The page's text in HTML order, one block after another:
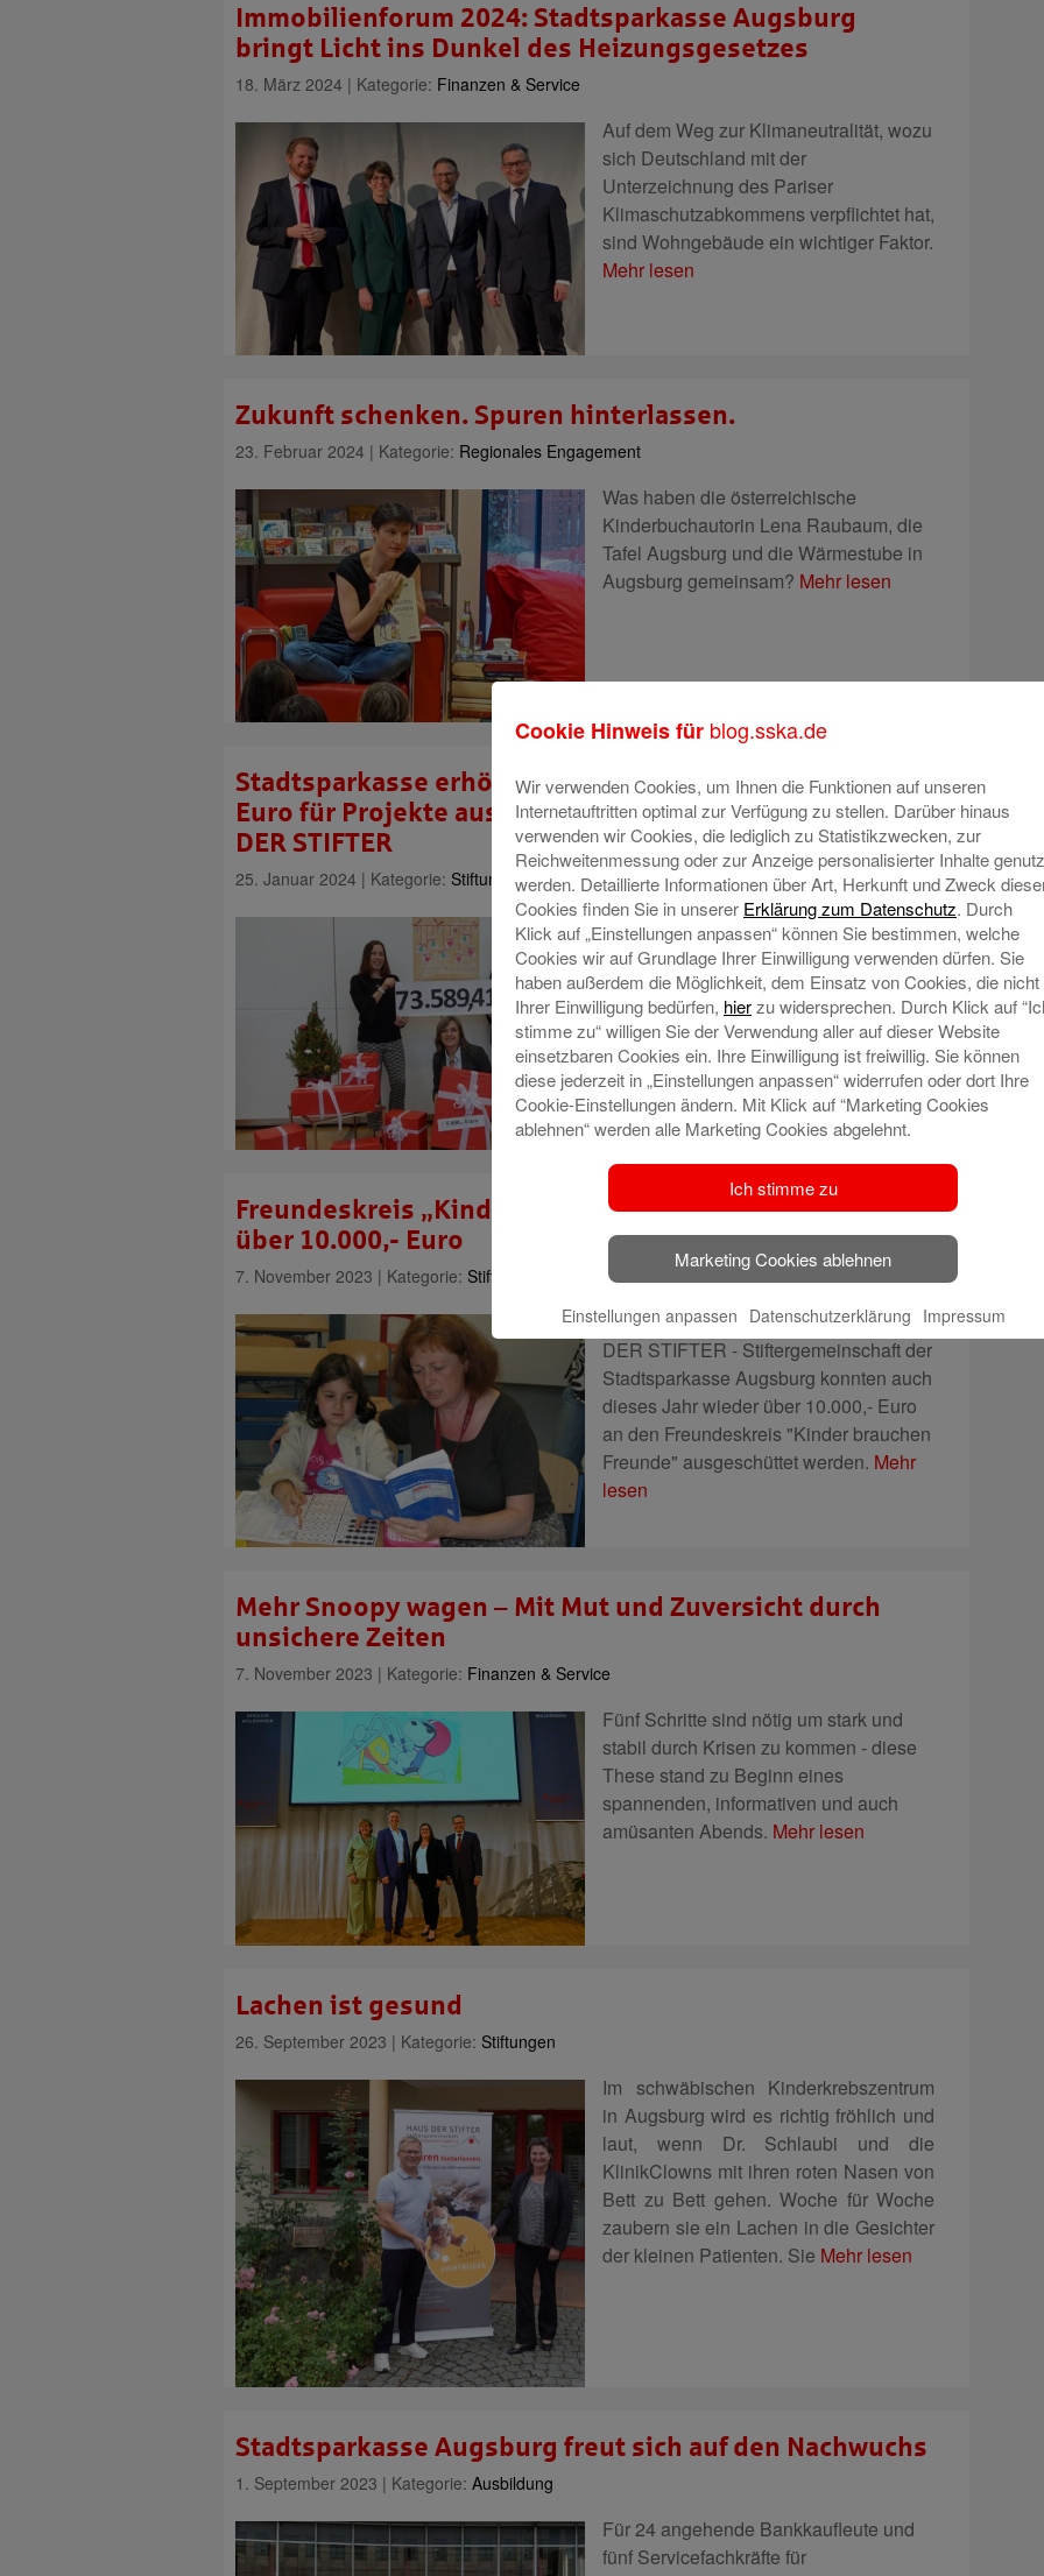
Immobilienforum 2024: Stadtsparkasse Augsburg
bringt Licht ins Dunkel des Heizungsgesetzes
18. März 2024 | Kategorie: Finanzen & Service
Auf dem Weg zur Klimaneutralität, wozu
sich Deutschland mit der
Unterzeichnung des Pariser
Klimaschutzabkommens verpflichtet hat,
sind Wohngebäude ein wichtiger Faktor.
Mehr lesen
Zukunft schenken. Spuren hinterlassen.
23. Februar 2024 | Kategorie: Regionales Engagement
Was haben die österreichische
Kinderbuchautorin Lena Raubaum, die
Tafel Augsburg und die Wärmestube in
Augsburg gemeinsam? Mehr lesen
Stadtsparkasse erhöht Spendenbudget – über 70.000
Euro für Projekte aus der Stiftergemeinschaft HAUS
DER STIFTER
25. Januar 2024 | Kategorie: Stiftungen
Bereits zum achten Mal organisierte die
Stadtsparkasse Augsburg einen
Spendenaufruf für Förderstiftungen in
der HAUS DER STIFTER
Stiftergemeinschaft.Mehr lesen
Freundeskreis „Kinder brauchen Freunde“ bekommt
über 10.000,- Euro
7. November 2023 | Kategorie: Stiftungen
Aus einer privaten Stiftung in der HAUS
DER STIFTER - Stiftergemeinschaft der
Stadtsparkasse Augsburg konnten auch
dieses Jahr wieder über 10.000,- Euro
an den Freundeskreis "Kinder brauchen
Freunde" ausgeschüttet werden. Mehr
lesen
Mehr Snoopy wagen – Mit Mut und Zuversicht durch
unsichere Zeiten
7. November 2023 | Kategorie: Finanzen & Service
Fünf Schritte sind nötig um stark und
stabil durch Krisen zu kommen - diese
These stand zu Beginn eines
spannenden, informativen und auch
amüsanten Abends. Mehr lesen
Lachen ist gesund
26. September 2023 | Kategorie: Stiftungen
Im schwäbischen Kinderkrebszentrum
in Augsburg wird es richtig fröhlich und
laut, wenn Dr. Schlaubi und die
KlinikClowns mit ihren roten Nasen von
Bett zu Bett gehen. Woche für Woche
zaubern sie ein Lachen in die Gesichter
der kleinen Patienten. Sie Mehr lesen
Stadtsparkasse Augsburg freut sich auf den Nachwuchs
1. September 2023 | Kategorie: Ausbildung
Für 24 angehende Bankkaufleute und
fünf Servicefachkräfte für
Cookie Hinweis für blog.sska.de
Wir verwenden Cookies, um Ihnen die Funktionen auf unseren
Internetauftritten optimal zur Verfügung zu stellen. Darüber hinaus
verwenden wir Cookies, die lediglich zu Statistikzwecken, zur
Reichweitenmessung oder zur Anzeige personalisierter Inhalte
werden. Detaillierte Informationen über Art, Herkunft und Zweck
Cookies finden Sie in unserer Erklärung zum Datenschutz. Durch
Klick auf „Einstellungen anpassen“ können Sie bestimmen, welche
Cookies wir auf Grundlage Ihrer Einwilligung verwenden dürfen. Sie
haben außerdem die Möglichkeit, dem Einsatz von Cookies, die nicht
Ihrer Einwilligung bedürfen, hierzu widersprechen. Durch Klick auf
stimme zu“ willigen Sie der Verwendung aller auf dieser Website
einsetzbaren Cookies ein. Ihre Einwilligung ist freiwillig. Sie können
diese jederzeit in „Einstellungen anpassen“ widerrufen oder dort Ihre
Cookie-Einstellungen ändern. Mit Klick auf “Marketing Cookies
ablehnen“ werden alle Marketing Cookies abgelehnt.
Ich stimme zu
Marketing Cookies ablehnen
Einstellungen anpassen Datenschutzerklärung Impressum